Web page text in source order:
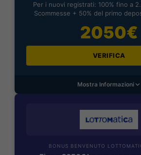
Per i nuovi registrati: 100% fino a
Scommesse + 50% del primo
2050€
VERIFICA
Mostra Informazioni
BONUS BENVENUTO